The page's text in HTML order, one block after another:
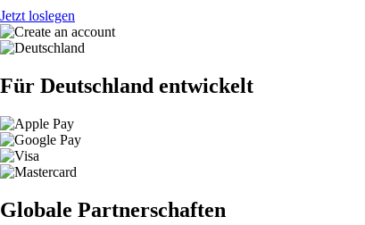
Jetzt loslegen
Für Deutschland entwickelt
Globale Partnerschaften